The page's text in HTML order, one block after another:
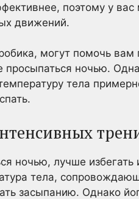
поэтому у
движений.
могут помочь вам
ночью.
тела
ночью, лучше
тела,
засыпанию. Однако